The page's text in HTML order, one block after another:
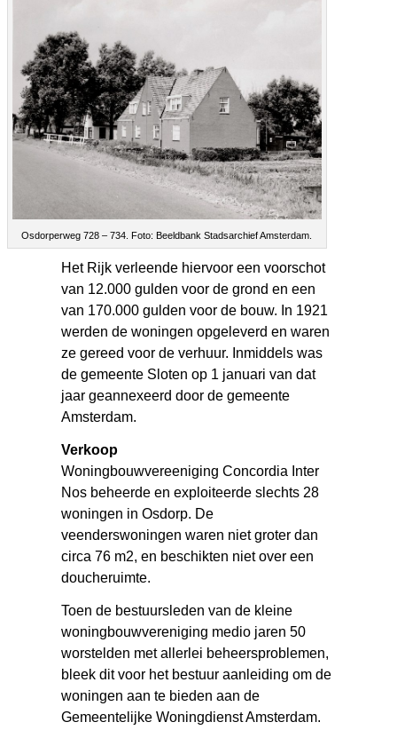
Osdorperweg 728 – 734. Foto: Beeldbank Stadsarchief Amsterdam.
Het Rijk verleende hiervoor een voorschot
van 12.000 gulden voor de grond en een
van 170.000 gulden voor de bouw. In 1921
werden de woningen opgeleverd en waren
ze gereed voor de verhuur. Inmiddels was
de gemeente Sloten op 1 januari van dat
jaar geannexeerd door de gemeente
Amsterdam.
Verkoop
Woningbouwvereeniging Concordia Inter
Nos beheerde en exploiteerde slechts 28
woningen in Osdorp. De
veenderswoningen waren niet groter dan
circa 76 m2, en beschikten niet over een
doucheruimte.
Toen de bestuursleden van de kleine
woningbouwvereniging medio jaren 50
worstelden met allerlei beheersproblemen,
bleek dit voor het bestuur aanleiding om de
woningen aan te bieden aan de
Gemeentelijke Woningdienst Amsterdam.